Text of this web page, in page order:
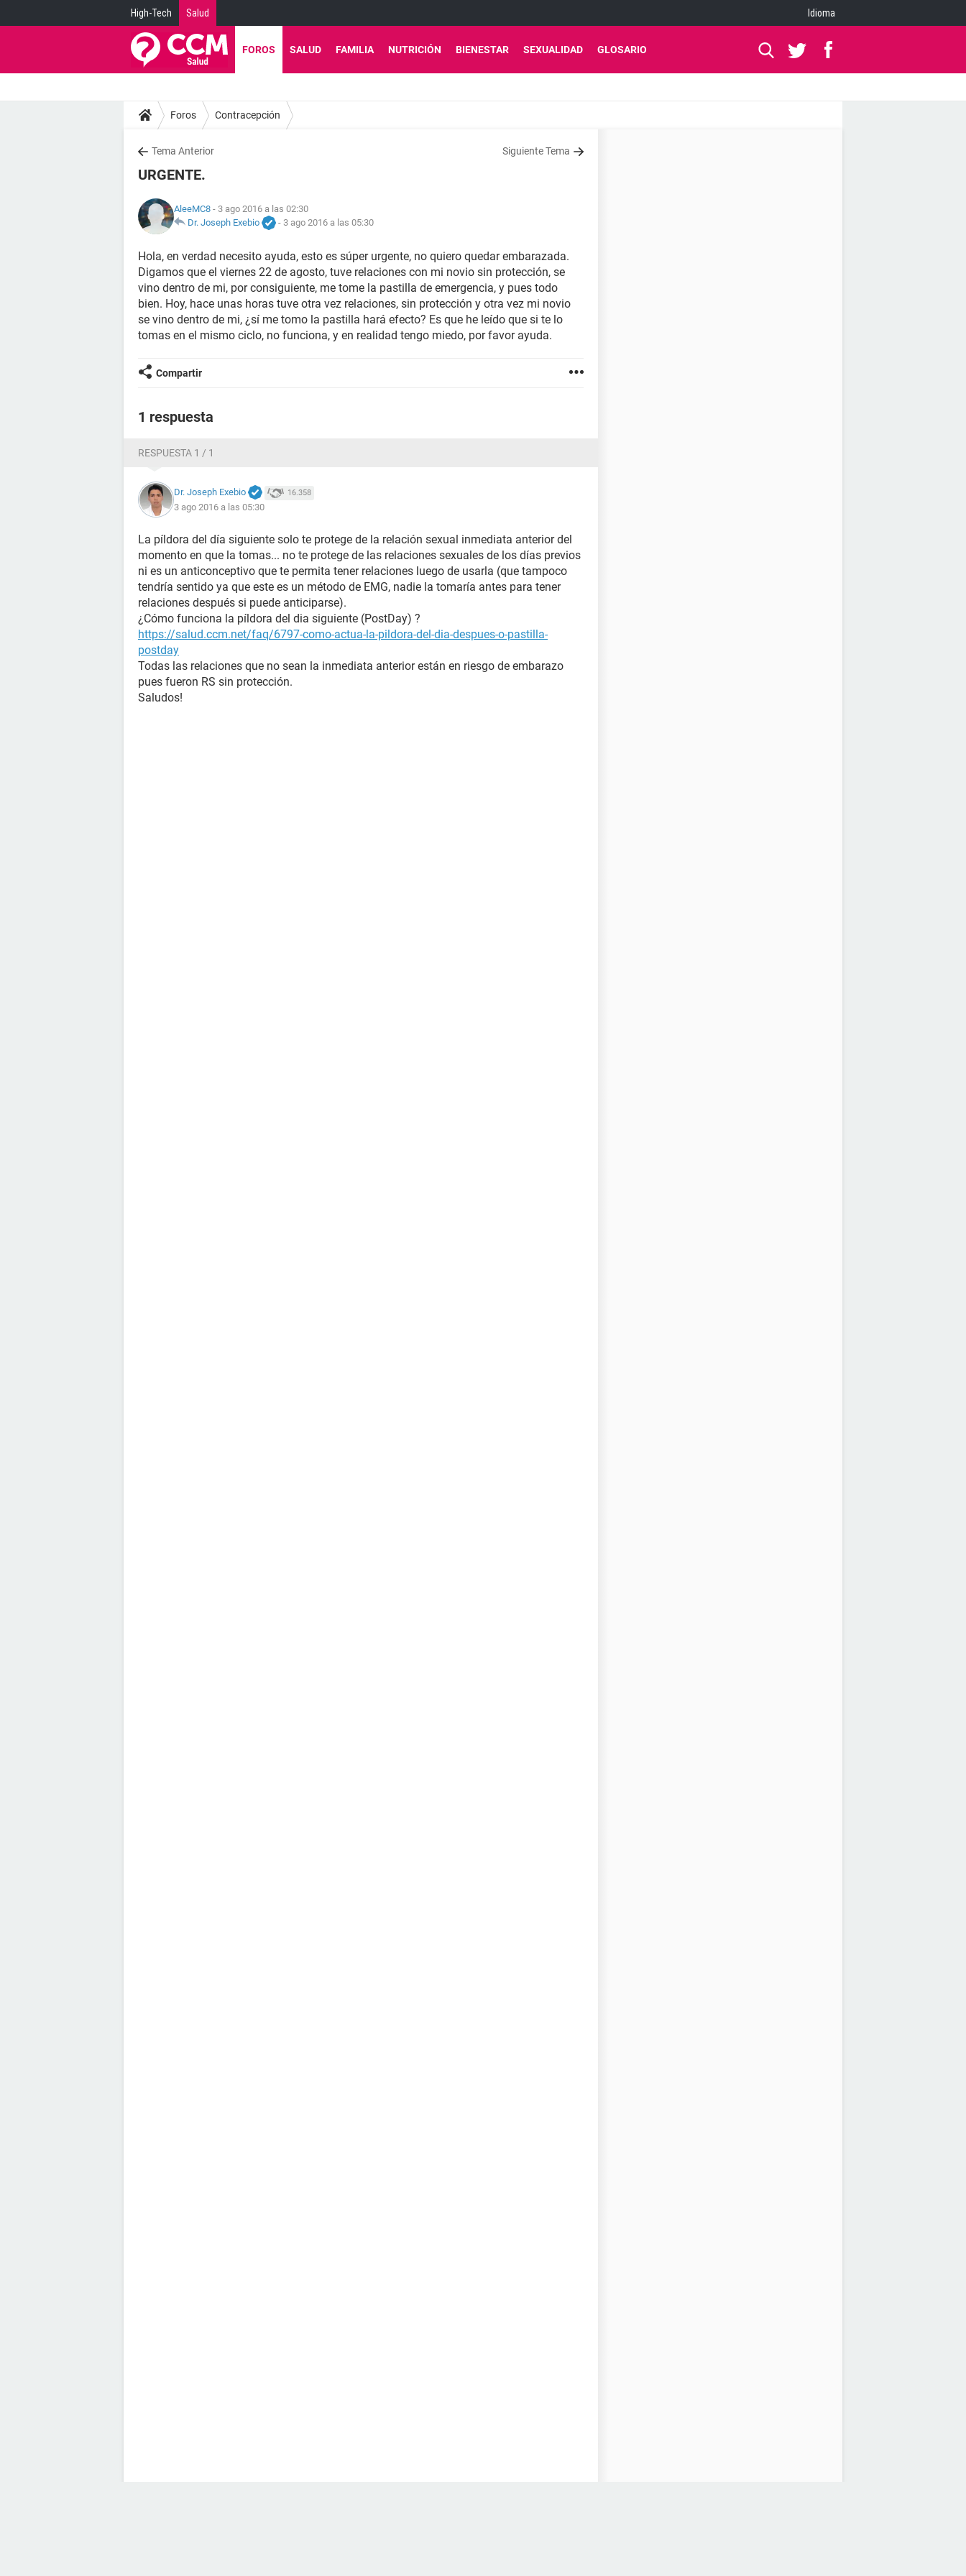
High-Tech Salud Idioma
FOROS SALUD FAMILIA NUTRICIÓN BIENESTAR SEXUALIDAD GLOSARIO
Foros Contracepción
Tema Anterior Siguiente Tema
URGENTE.
AleeMC8 - 3 ago 2016 a las 02:30
Dr. Joseph Exebio
- 3 ago 2016 a las 05:30
Hola, en verdad necesito ayuda, esto es súper urgente, no quiero quedar embarazada.
Digamos que el viernes 22 de agosto, tuve relaciones con mi novio sin protección, se
vino dentro de mi, por consiguiente, me tome la pastilla de emergencia, y pues todo
bien. Hoy, hace unas horas tuve otra vez relaciones, sin protección y otra vez mi novio
se vino dentro de mi, ¿sí me tomo la pastilla hará efecto? Es que he leído que si te lo
tomas en el mismo ciclo, no funciona, y en realidad tengo miedo, por favor ayuda.
Compartir
1 respuesta
RESPUESTA 1 / 1
Dr. Joseph Exebio 16.358
3 ago 2016 a las 05:30
La píldora del día siguiente solo te protege de la relación sexual inmediata anterior del
momento en que la tomas... no te protege de las relaciones sexuales de los días previos
ni es un anticonceptivo que te permita tener relaciones luego de usarla (que tampoco
tendría sentido ya que este es un método de EMG, nadie la tomaría antes para tener
relaciones después si puede anticiparse).
¿Cómo funciona la píldora del dia siguiente (PostDay) ?
https://salud.ccm.net/faq/6797-como-actua-la-pildora-del-dia-despues-o-pastilla-
postday
Todas las relaciones que no sean la inmediata anterior están en riesgo de embarazo
pues fueron RS sin protección.
Saludos!